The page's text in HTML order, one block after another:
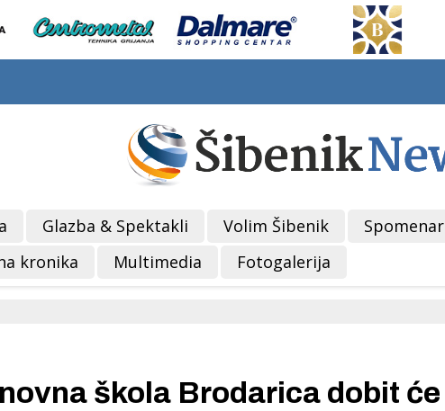
Glazba & Spektakli Volim Šibenik Spomenar
kronika Multimedia Fotogalerija
škola Brodarica dobit će